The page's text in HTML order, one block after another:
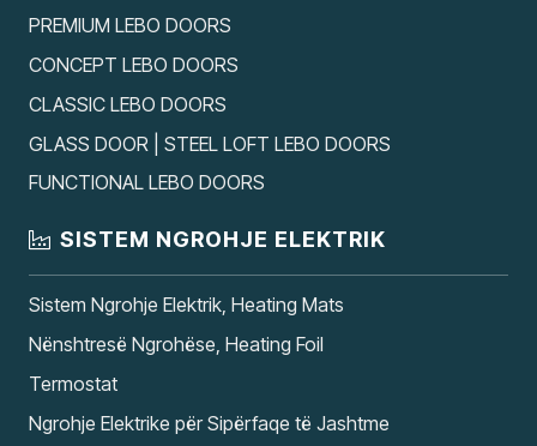
PREMIUM LEBO DOORS
CONCEPT LEBO DOORS
CLASSIC LEBO DOORS
GLASS DOOR | STEEL LOFT LEBO DOORS
FUNCTIONAL LEBO DOORS
SISTEM NGROHJE ELEKTRIK
Sistem Ngrohje Elektrik, Heating Mats
Nënshtresë Ngrohëse, Heating Foil
Termostat
Ngrohje Elektrike për Sipërfaqe të Jashtme